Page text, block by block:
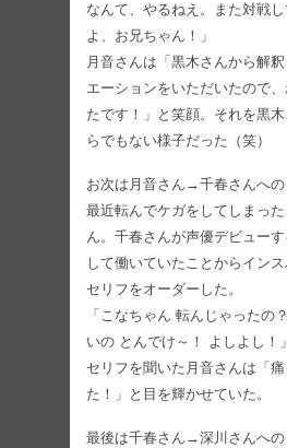
なんて、やるねえ。また対戦
よ、お兄ちゃん！」
月音さんは「黒木さんから解
エーションをいただいたので
たです！」と笑顔。それを黒
らでもない様子だった（笑）
お次は月音さん→千春さんへの
最近転んでケガをしてしまった
ん。千春さんが声優デビュー
して働いていたことからイン
セリフをオーダーした。
「こなちゃん 転んじゃったの
いの とんでけ～！ よしよし！」
セリフを聞いた月音さんは「
た！」と目を輝かせていた。
最後は千春さん→深川さんへの